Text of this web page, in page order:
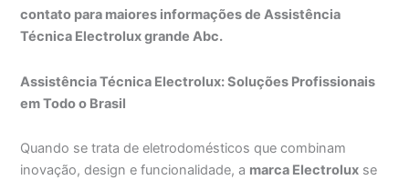
contato para maiores informações de Assistência
Técnica Electrolux grande Abc.
Assistência Técnica Electrolux: Soluções Profissionais
em Todo o Brasil
Quando se trata de eletrodomésticos que combinam
inovação, design e funcionalidade, a marca Electrolux se